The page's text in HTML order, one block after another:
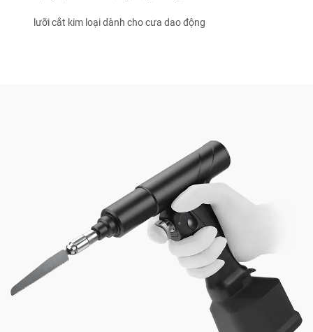
lưỡi cắt kim loại dành cho cưa dao động